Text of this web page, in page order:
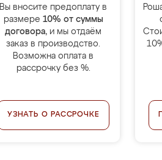
Вы вносите предоплату в
размере 10% от суммы
договора, и мы отдаём
заказ в производство.
Возможна оплата в
рассрочку без %.
УЗНАТЬ О РАССРОЧКЕ